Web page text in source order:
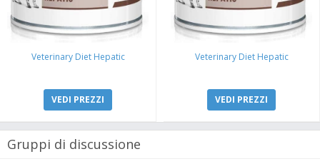
Veterinary Diet Hepatic
VEDI PREZZI
Veterinary Diet Hepatic
VEDI PREZZI
Gruppi di discussione